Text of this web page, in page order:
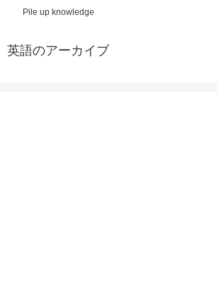
Pile up knowledge
英語のアーカイブ